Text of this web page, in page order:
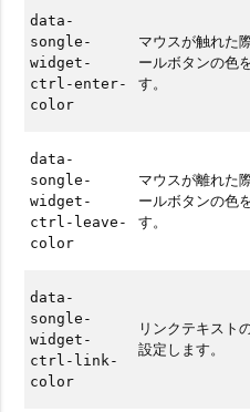
data-
songle-
widget-
ctrl-enter-
color
マウスが触れた
ールボタンの色
す。
data-
songle-
widget-
ctrl-leave-
color
マウスが離れた
ールボタンの色
す。
data-
songle-
widget-
ctrl-link-
color
リンクテキスト
設定します。